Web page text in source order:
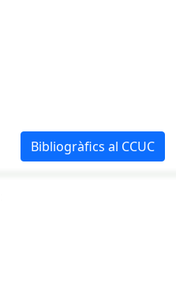
Bibliogràfics al CCUC